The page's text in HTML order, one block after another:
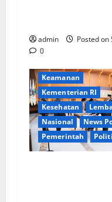
admin
Posted on
0
Keamanan
Kementerian RI
Kesehatan
Nasional
News
Pemerintah